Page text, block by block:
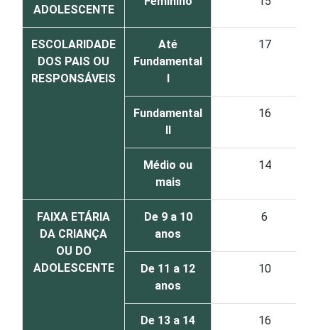
ADOLESCENTE
ESCOLARIDADE
DOS PAIS OU
RESPONSÁVEIS
Até
Fundamental
I
17
Fundamental
II
16
Médio ou
mais
14
FAIXA ETÁRIA
DA CRIANÇA
OU DO
ADOLESCENTE
De 9 a 10
anos
6
De 11 a 12
anos
10
De 13 a 14
16